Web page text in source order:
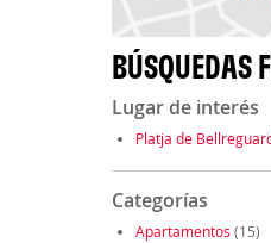
BÚSQUEDAS
Lugar de interés
Platja de
Categorías
Apartamentos (15)